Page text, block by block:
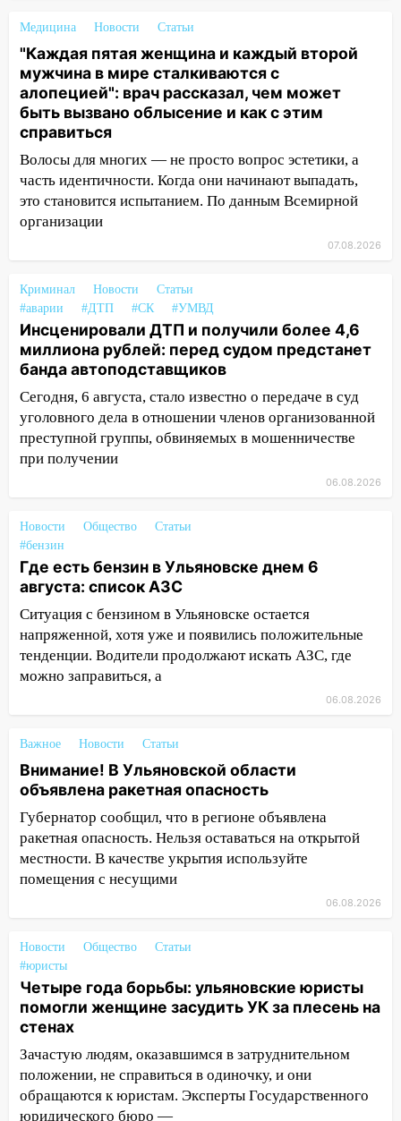
«УльяновскФармации» за махинации на
3,2 млн рублей
16:09 Ветераны легкой атлетики из
Ульяновска успешно выступили на
Чемпионате России
16:02
более 28% площадей зерновых и
зернобобовых культур
15:51 Бросила кирпич в жену брата: в
Ульяновской области завели дело на
15:47
На улице Радищева сбили
курьера: крупная авария в Ульяновске
15:15 Проводил до квартиры и ограбил:
новый кавалер женщины оказался
14:26 В Ульяновске ограничат движение
по улице Ефремова
14:23
14:01
более 4,6 миллиона рублей: перед
судом предстанет банда
автоподставщиков
13:36 В Инзе произошел крупный пожар
13:00
В суде защитили репутацию
мужчины, которого необоснованно
12:28
Миллион на «льготниках»: в
Ульяновской области перевозчик
провернул хитрую схему с чужими
проездными
12:10 Ульяновский алиментщик накопил
120 тысяч долга
области
11:30
Кабмин РФ разрешил до 1 июля
2027 года импорт, выпуск и обращение
бензина Евро 2, Евро 3, Евро 4
11:12 Соцсети: на Рябикова автомобиль
врезался в забор
10:27 Где есть бензин в Ульяновске
Медицина Новости Статьи
"Каждая пятая женщина и каждый второй
мужчина в мире сталкиваются с
алопецией": врач рассказал, чем может
быть вызвано облысение и как с этим
справиться
Волосы для многих — не просто вопрос эстетики, а
часть идентичности. Когда они начинают выпадать,
это становится испытанием. По данным Всемирной
организации
07.08.2026
Криминал Новости
Статьи
#аварии
#ДТП #СК #УМВД
Инсценировали ДТП и получили более 4,6
миллиона рублей: перед судом предстанет
банда автоподставщиков
Сегодня, 6 августа, стало известно о передаче в суд
уголовного дела в отношении членов организованной
преступной группы, обвиняемых в мошенничестве
при получении
06.08.2026
Новости Общество
Статьи
#бензин
Где есть бензин в Ульяновске днем 6
августа: список АЗС
Ситуация с бензином в Ульяновске остается
напряженной, хотя уже и появились положительные
тенденции. Водители продолжают искать АЗС, где
можно заправиться, а
06.08.2026
Важное Новости Статьи
Внимание! В Ульяновской области
объявлена ракетная опасность
Губернатор сообщил, что в регионе объявлена
ракетная опасность. Нельзя оставаться на открытой
местности. В качестве укрытия используйте
помещения с несущими
06.08.2026
Новости Общество
Статьи
#юристы
Четыре года борьбы: ульяновские юристы
помогли женщине засудить УК за плесень на
стенах
Зачастую людям, оказавшимся в затруднительном
положении, не справиться в одиночку, и они
обращаются к юристам. Эксперты Государственного
юридического бюро —